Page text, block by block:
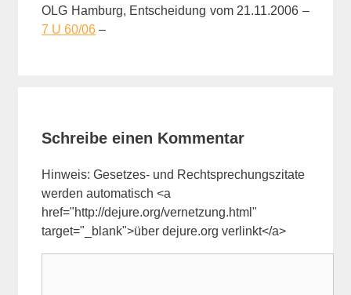
OLG Hamburg, Entscheidung vom 21.11.2006 –
7 U 60/06 –
Schreibe einen Kommentar
Hinweis: Gesetzes- und Rechtsprechungszitate
werden automatisch <a
href="http://dejure.org/vernetzung.html"
target="_blank">über dejure.org verlinkt</a>